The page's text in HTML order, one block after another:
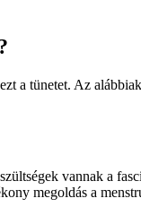
a tünetet. Az
vannak a
megoldás a